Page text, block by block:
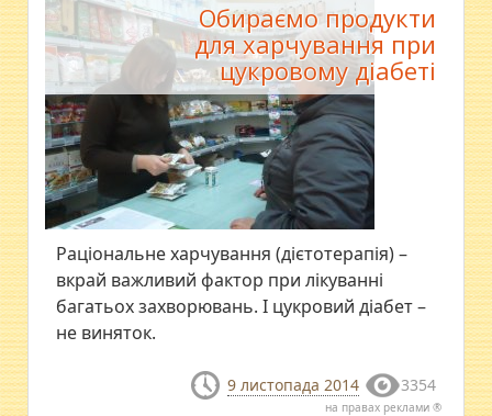
Обираємо продукти
для харчування при
цукровому діабеті
Раціональне харчування (дієтотерапія) –
вкрай важливий фактор при лікуванні
багатьох захворювань. І цукровий діабет –
не виняток.
9 листопада 2014 3354
на правах реклами ®